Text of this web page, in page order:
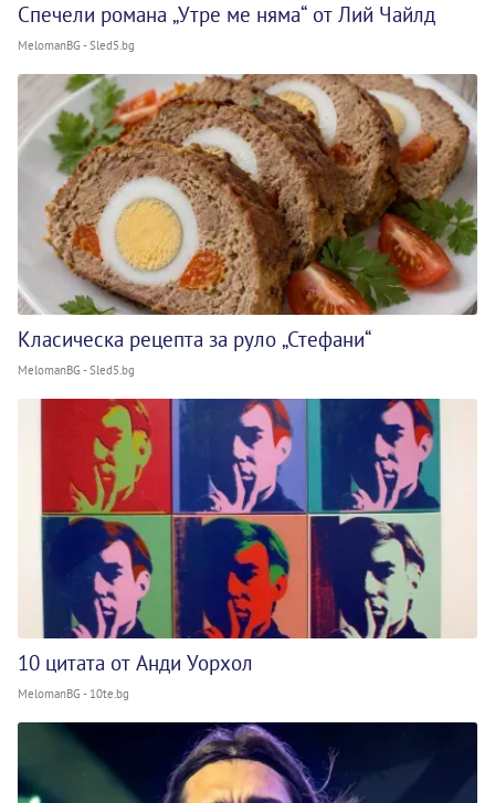
Спечели романа „Утре ме няма“ от Лий Чайлд
MelomanBG - Sled5.bg
Класическа рецепта за руло „Стефани“
MelomanBG - Sled5.bg
10 цитата от Анди Уорхол
MelomanBG - 10te.bg